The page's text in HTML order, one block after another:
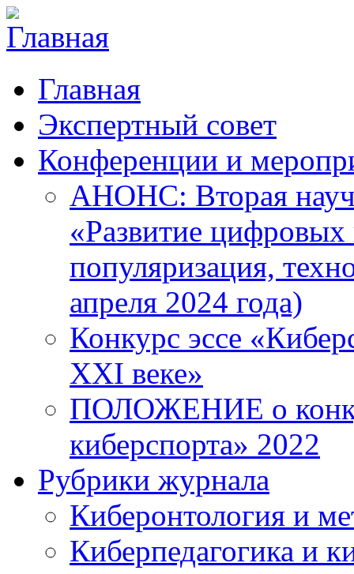
Главная
Экспертный совет
Конференции и
АНОНС: Вторая
«Развитие цифровых
популяризация,
апреля 2024 года)
Конкурс эссе
XXI веке»
ПОЛОЖЕНИЕ о
киберспорта» 2022
Рубрики журнала
Киберонтология и
Киберпедагогика и